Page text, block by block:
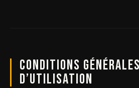
Conditions générales
d’utilisation